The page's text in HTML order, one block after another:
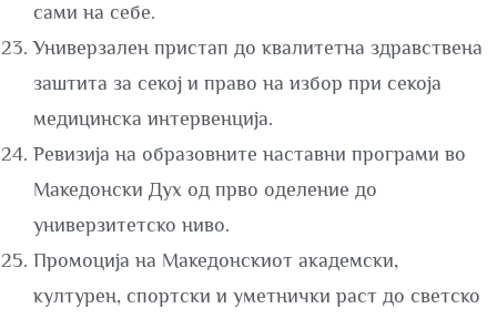
сами на себе.
Универзален пристап до квалитетна здравствена
заштита за секој и право на избор при секоја
медицинска интервенција.
Ревизија на образовните наставни програми во
Македонски Дух од прво оделение до
универзитетско ниво.
Промоција на Македонскиот академски,
културен, спортски и уметнички раст до светско